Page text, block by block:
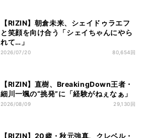
【RIZIN】朝倉未来、シェイドゥラエフ
と笑顔を向け合う「シェイちゃんにやら
れて…」
2026/07/20 80,654回
【RIZIN】直樹、BreakingDown王者・
細川一颯の“挑発”に「経験がねぇなぁ」
2026/08/09 29,130回
【RIZIN】20歳・秋元強真、クレベル・